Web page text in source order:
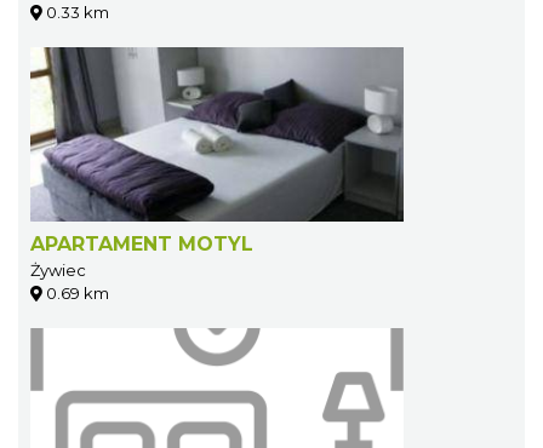
0.33 km
APARTAMENT MOTYL
Żywiec
0.69 km